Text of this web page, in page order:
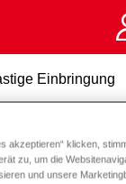
Einbringung
für
akzeptieren“ klicken,
zu, um die
und unsere